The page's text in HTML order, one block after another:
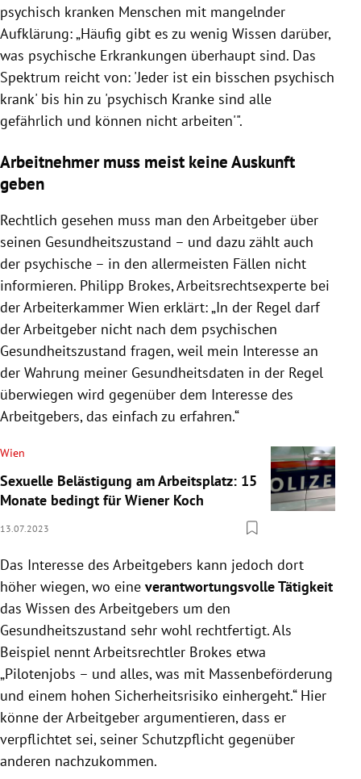
psychisch kranken Menschen mit mangelnder
Aufklärung: „Häufig gibt es zu wenig Wissen darüber,
was psychische Erkrankungen überhaupt sind. Das
Spektrum reicht von: 'Jeder ist ein bisschen psychisch
krank' bis hin zu 'psychisch Kranke sind alle
gefährlich und können nicht arbeiten'".
Arbeitnehmer muss meist keine Auskunft
geben
Rechtlich gesehen muss man den Arbeitgeber über
seinen Gesundheitszustand – und dazu zählt auch
der psychische – in den allermeisten Fällen nicht
informieren. Philipp Brokes, Arbeitsrechtsexperte bei
der Arbeiterkammer Wien erklärt: „In der Regel darf
der Arbeitgeber nicht nach dem psychischen
Gesundheitszustand fragen, weil mein Interesse an
der Wahrung meiner Gesundheitsdaten in der Regel
überwiegen wird gegenüber dem Interesse des
Arbeitgebers, das einfach zu erfahren.“
Wien
Sexuelle Belästigung am Arbeitsplatz: 15
Monate bedingt für Wiener Koch
13.07.2023
Das Interesse des Arbeitgebers kann jedoch dort
höher wiegen, wo eine verantwortungsvolle Tätigkeit
das Wissen des Arbeitgebers um den
Gesundheitszustand sehr wohl rechtfertigt. Als
Beispiel nennt Arbeitsrechtler Brokes etwa
„Pilotenjobs – und alles, was mit Massenbeförderung
und einem hohen Sicherheitsrisiko einhergeht.“ Hier
könne der Arbeitgeber argumentieren, dass er
verpflichtet sei, seiner Schutzpflicht gegenüber
anderen nachzukommen.